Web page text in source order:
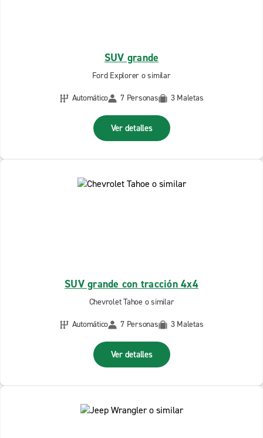
SUV grande
Ford Explorer o similar
Automático
7 Personas 3 Maletas
Ver detalles
SUV grande con tracción 4x4
Chevrolet Tahoe o similar
Automático
7 Personas 3 Maletas
Ver detalles